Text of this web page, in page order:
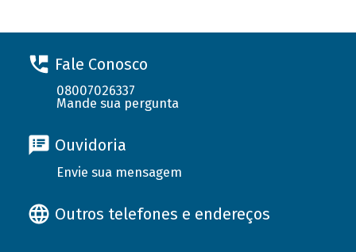
Fale Conosco
08007026337
Mande sua pergunta
Ouvidoria
Envie sua mensagem
Outros telefones e endereços